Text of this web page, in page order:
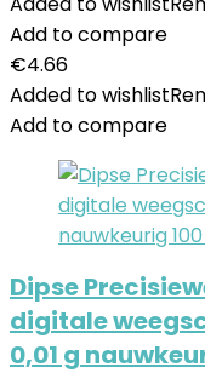
Add to compare
€4.66
Added to wishlist
Add to compare
Dipse
digitale
0,01 g